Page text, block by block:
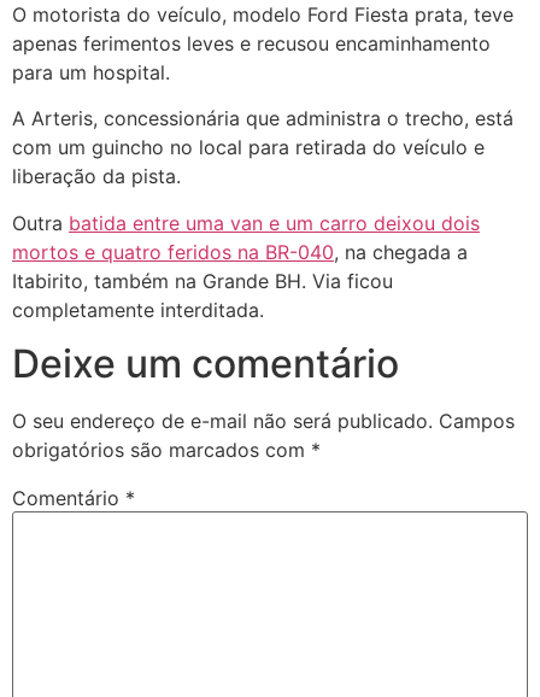
O motorista do veículo, modelo Ford Fiesta prata, teve
apenas ferimentos leves e recusou encaminhamento
para um hospital.
A Arteris, concessionária que administra o trecho, está
com um guincho no local para retirada do veículo e
liberação da pista.
Outra batida entre uma van e um carro deixou dois
mortos e quatro feridos na BR-040, na chegada a
Itabirito, também na Grande BH. Via ficou
completamente interditada.
Deixe um comentário
O seu endereço de e-mail não será publicado. Campos
obrigatórios são marcados com *
Comentário *